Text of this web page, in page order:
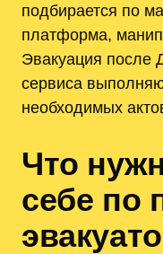
подбирается по
платформа,
Эвакуация после
сервиса
необходимых
Что
себе по